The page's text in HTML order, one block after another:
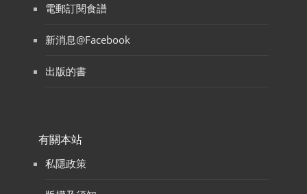
電郵訂閱食譜
新消息@Facebook
出版的書
有關本站
私隱政策